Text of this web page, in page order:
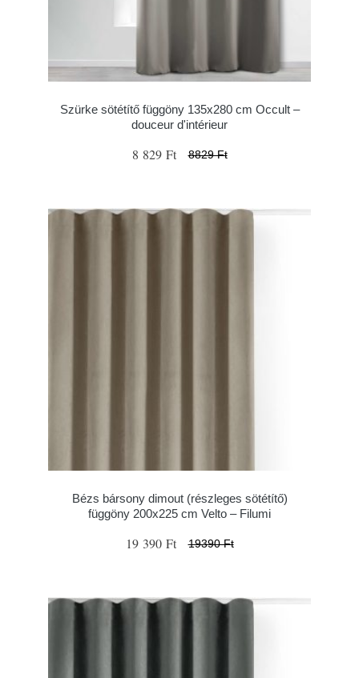
Szürke sötétítő függöny 135x280 cm Occult –
douceur d'intérieur
8 829 Ft 8829 Ft
Bézs bársony dimout (részleges sötétítő)
függöny 200x225 cm Velto – Filumi
19 390 Ft 19390 Ft